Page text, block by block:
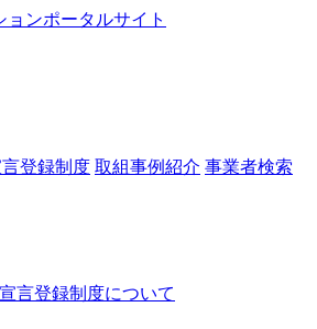
登録制度 取組事例紹介 事業者検索
言登録制度について